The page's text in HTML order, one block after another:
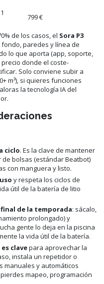
799 €
de los casos, el Sora P3
fondo, paredes y línea de
lo que aporta (app, soporte,
donde el coste-
Solo conviene subir a
m³), si quieres funciones
la tecnología IA del
ciclo. Es la clave de mantener
bolsas (estándar Beatbot)
con manguera y listo.
y respeta los ciclos de
útil de la batería de litio
de la temporada: sácalo,
prolongado) y
gente lo deja en la piscina
la vida útil de la batería.
clavepara aprovechar la
instala un repetidor o
manuales y automáticos
mapeo, programación